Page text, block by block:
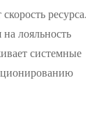
ресурса.
лояльность
системные